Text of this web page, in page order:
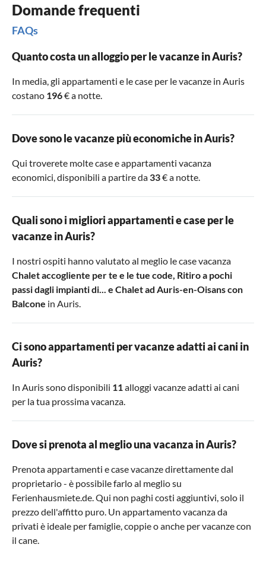
Domande frequenti
FAQs
Quanto costa un alloggio per le vacanze in Auris?
In media, gli appartamenti e le case per le vacanze in Auris
costano 196€ a notte.
Dove sono le vacanze più economiche in Auris?
Qui troverete molte case e appartamenti vacanza
economici, disponibili a partire da 33€ a notte.
Quali sono i migliori appartamenti e case per le
vacanze in Auris?
I nostri ospiti hanno valutato al meglio le case vacanza
Chalet accogliente per te e le tue code Ritiro a pochi
passi dagli impianti di...
e Chalet ad Auris-en-Oisans con
Balcone in Auris.
Ci sono appartamenti per vacanze adatti ai cani in
Auris?
In Auris sono disponibili 11 alloggi vacanze adatti ai cani
per la tua prossima vacanza.
Dove si prenota al meglio una vacanza in Auris?
Prenota appartamenti e case vacanze direttamente dal
proprietario - è possibile farlo al meglio su
Ferienhausmiete.de. Qui non paghi costi aggiuntivi, solo il
prezzo dell'affitto puro. Un appartamento vacanza da
privati è ideale per famiglie, coppie o anche per vacanze con
il cane.